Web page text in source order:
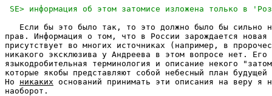
Если бы это было так, то это должно было бы сильно
прав. Информация о том, что в России зарождается новая
присутствует во многих источниках (например, в
никакого эксклюзива у Андреева в этом вопросе нет.
языкодробительная терминология и описание некого
которые якобы представляют собой небесный план
Но никаких оснований принимать эти описания на веру я
наоборот.